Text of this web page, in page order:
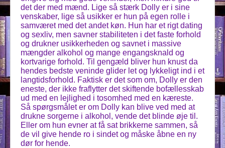
det der med mænd. Lige så stærk Dolly er i sine
venskaber, lige så usikker er hun på egen rolle i
samværet med det andet køn. Hun har et rigt dating
og sexliv, men savner stabiliteten i det faste forhold
og drukner usikkerheden og savnet i massive
mængder alkohol og mange engangsknald og
kortvarige forhold. Til gengæld bliver hun knust da
hendes bedste veninde glider let og lykkeligt ind i et
langtidsforhold. Faktisk er det som om, Dolly er den
eneste, der ikke fraflytter det skiftende bofællesskab
ud med en lejlighed i tosomhed med en kæreste.
Så spørgsmålet er om Dolly kan blive ved med at
drukne sorgerne i alkohol, vende det blinde øje til.
Eller om hun evner at få sat brikkerne sammen, så
de vil give hende ro i sindet og måske åbne en ny
dør for hende.